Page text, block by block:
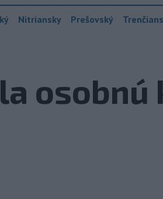
Nitriansky Prešovský
osobnú